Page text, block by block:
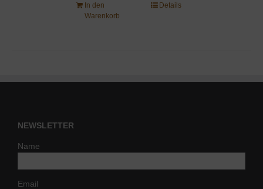
In den
Warenkorb
Details
NEWSLETTER
Name
Email